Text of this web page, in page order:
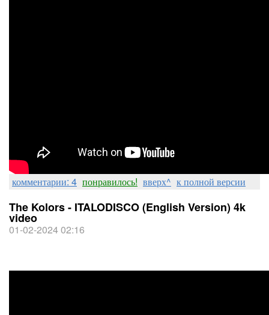
комментарии: 4 понравилось! вверх^ к полной версии
The Kolors - ITALODISCO (English Version) 4k
video
01-02-2024 02:16